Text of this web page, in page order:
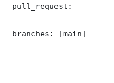
pull_request:
branches: [main]